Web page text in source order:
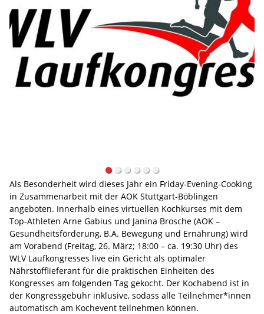
Als Besonderheit wird dieses Jahr ein Friday-Evening-Cooking
in Zusammenarbeit mit der AOK Stuttgart-Böblingen
angeboten. Innerhalb eines virtuellen Kochkurses mit dem
Top-Athleten Arne Gabius und Janina Brosche (AOK –
Gesundheitsförderung, B.A. Bewegung und Ernährung) wird
am Vorabend (Freitag, 26. März; 18:00 – ca. 19:30 Uhr) des
WLV Laufkongresses live ein Gericht als optimaler
Nährstofflieferant für die praktischen Einheiten des
Kongresses am folgenden Tag gekocht. Der Kochabend ist in
der Kongressgebühr inklusive, sodass alle Teilnehmer*innen
automatisch am Kochevent teilnehmen können.